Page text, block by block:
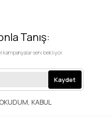
Tanış:
kampanyalar seni bekliyor.
Kaydet
OKUDUM, KABUL